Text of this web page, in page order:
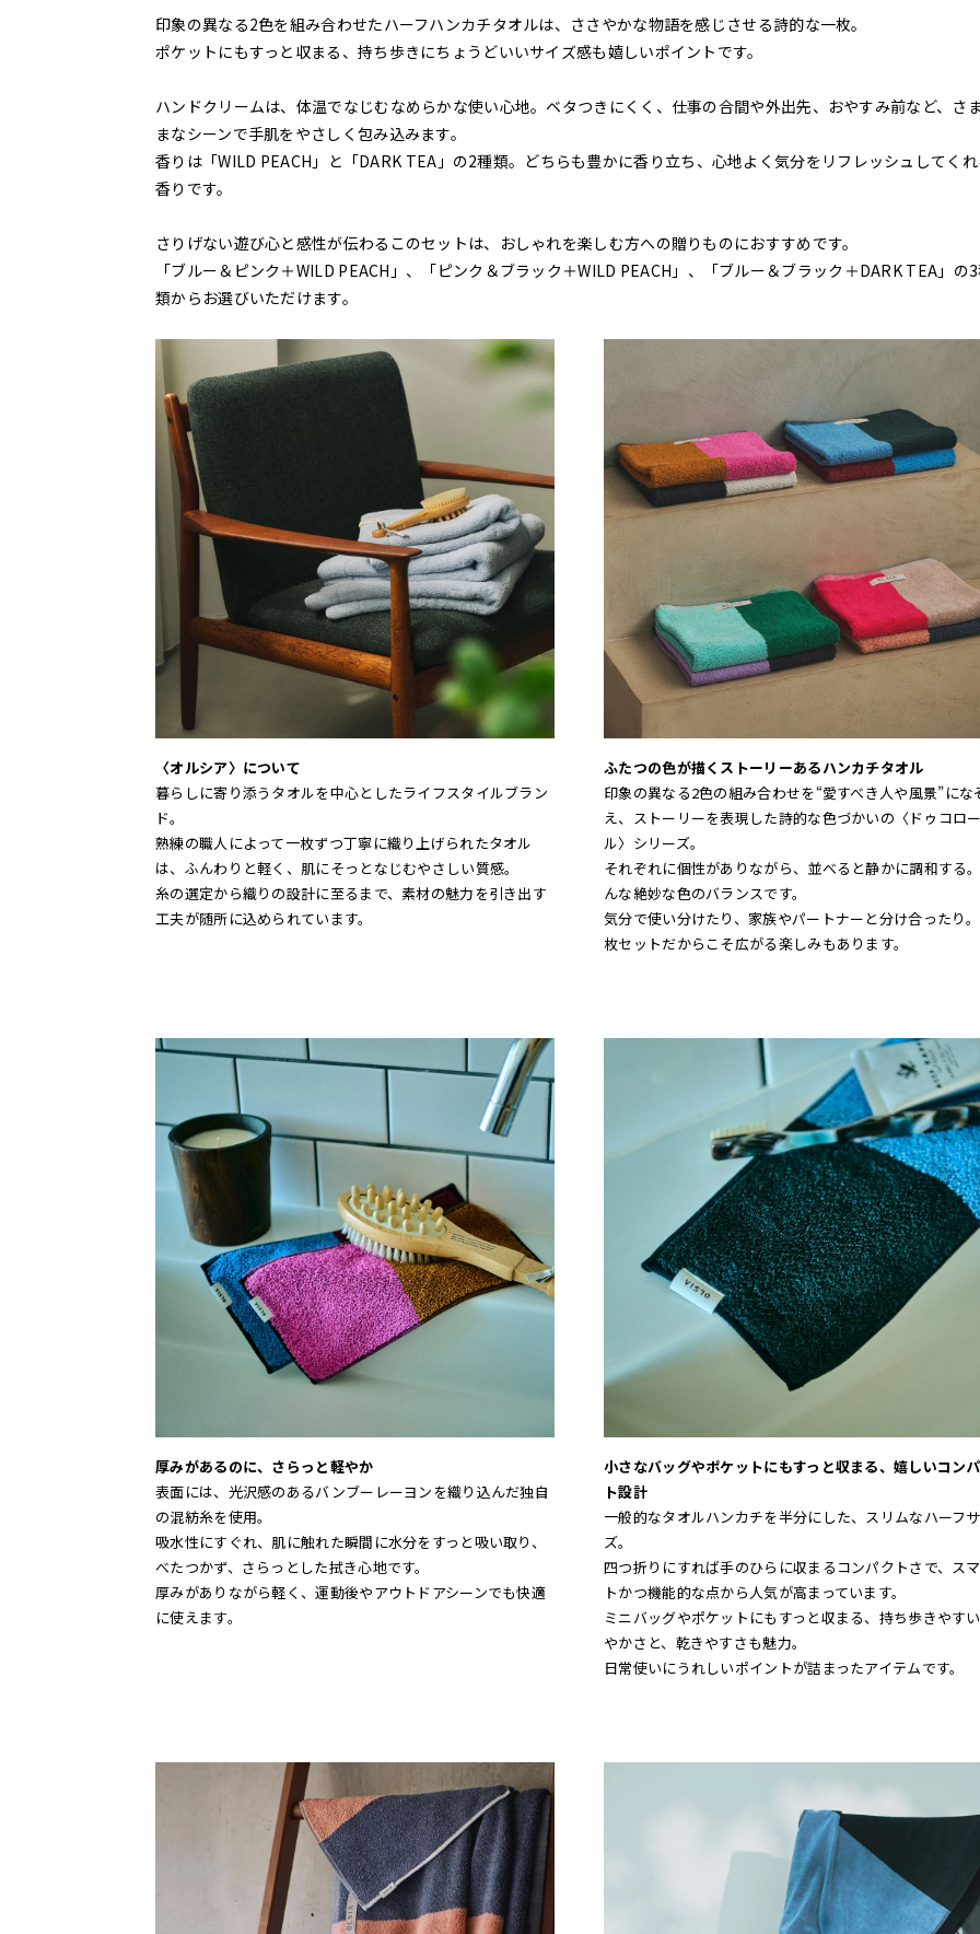
印象の異なる2色を組み合わせたハーフハンカチタオルは、ささやかな物語を感じさせる詩的な一枚。
ポケットにもすっと収まる、持ち歩きにちょうどいいサイズ感も嬉しいポイントです。
ハンドクリームは、体温でなじむなめらかな使い心地。ベタつきにくく、仕事の合間や外出先、おやすみ前など、さ
まなシーンで手肌をやさしく包み込みます。
香りは「WILD PEACH」と「DARK TEA」の2種類。どちらも豊かに香り立ち、心地よく気分をリフレッシュしてく
香りです。
さりげない遊び心と感性が伝わるこのセットは、おしゃれを楽しむ方への贈りものにおすすめです。
「ブルー＆ピンク＋WILD PEACH」、「ピンク＆ブラック＋WILD PEACH」、「ブルー＆ブラック＋DARK TEA」の
類からお選びいただけます。
〈オルシア〉について
暮らしに寄り添うタオルを中心としたライフスタイルブラン
ド。
熟練の職人によって一枚ずつ丁寧に織り上げられたタオル
は、ふんわりと軽く、肌にそっとなじむやさしい質感。
糸の選定から織りの設計に至るまで、素材の魅力を引き出す
工夫が随所に込められています。
ふたつの色が描くストーリーあるハンカチタオル
印象の異なる2色の組み合わせを“愛すべき人や風景”にな
え、ストーリーを表現した詩的な色づかいの〈ドゥコロ
ル〉シリーズ。
それぞれに個性がありながら、並べると静かに調和する
んな絶妙な色のバランスです。
気分で使い分けたり、家族やパートナーと分け合ったり
枚セットだからこそ広がる楽しみもあります。
厚みがあるのに、さらっと軽やか
表面には、光沢感のあるバンブーレーヨンを織り込んだ独自
の混紡糸を使用。
吸水性にすぐれ、肌に触れた瞬間に水分をすっと吸い取り、
べたつかず、さらっとした拭き心地です。
厚みがありながら軽く、運動後やアウトドアシーンでも快適
に使えます。
小さなバッグやポケットにもすっと収まる、嬉しいコン
ト設計
一般的なタオルハンカチを半分にした、スリムなハーフ
ズ。
四つ折りにすれば手のひらに収まるコンパクトさで、ス
トかつ機能的な点から人気が高まっています。
ミニバッグやポケットにもすっと収まる、持ち歩きやす
やかさと、乾きやすさも魅力。
日常使いにうれしいポイントが詰まったアイテムです。